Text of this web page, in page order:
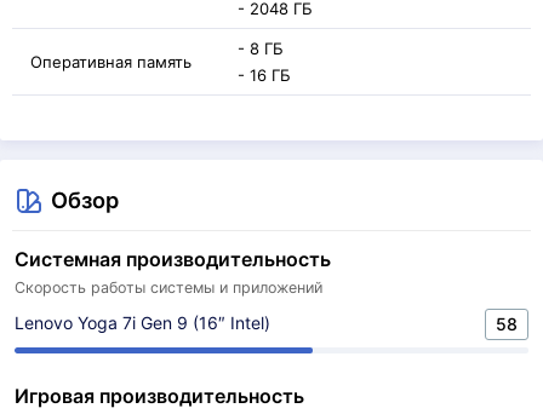
- 2048 ГБ
Оперативная память
- 8 ГБ
- 16 ГБ
Обзор
Системная производительность
Скорость работы системы и приложений
Lenovo Yoga 7i Gen 9 (16″ Intel) 58
Игровая производительность